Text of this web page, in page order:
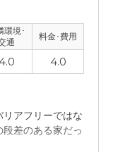
えをしてもらい
切
お願いしたいと
ら、さらに、嬉
環境･
通
料金･費用
4.0 4.0
アフリーではな
差のある家だっ